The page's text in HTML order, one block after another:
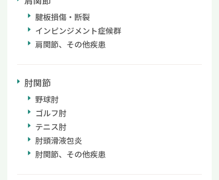
腱板損傷・断裂
インピンジメント症候群
肩関節、その他疾患
肘関節
野球肘
ゴルフ肘
テニス肘
肘頭滑液包炎
肘関節、その他疾患